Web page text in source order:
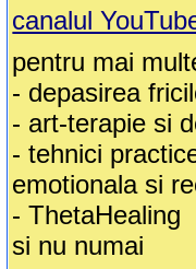
canalul
pentru mai
- depasirea
- art-terapie si
- tehnici
emotionala si
- ThetaHealing
si nu numai